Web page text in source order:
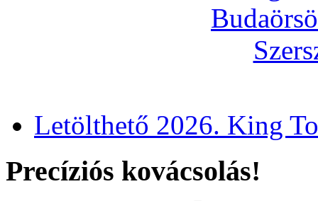
Letölthető 2026. King
Precíziós kovácsolás!